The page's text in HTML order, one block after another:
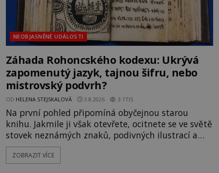
NEOBJASNĚNÉ UDÁLOSTI
Záhada Rohoncského kodexu: Ukrývá
zapomenutý jazyk, tajnou šifru, nebo
mistrovský podvrh?
OD HELENA STEJSKALOVÁ 3.8.2026 3.1TIS
Na první pohled připomíná obyčejnou starou
knihu. Jakmile ji však otevřete, ocitnete se ve světě
stovek neznámých znaků, podivných ilustrací a
textu, který už téměř dvě století vzdoruje všem
pokusům o rozluštění. Rohoncský kodex patří mezi
ZOBRAZIT VÍCE